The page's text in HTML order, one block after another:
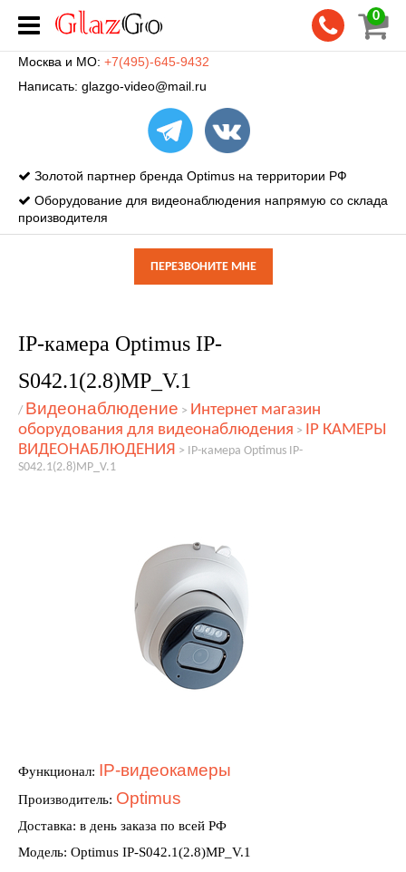
0
Москва и МО: +7(495)-645-9432
Написать: glazgo-video@mail.ru
Золотой партнер бренда Optimus на территории РФ
Оборудование для видеонаблюдения напрямую со склада
производителя
ПЕРЕЗВОНИТЕ МНЕ
IP-камера Optimus IP-
S042.1(2.8)MP_V.1
/ Видеонаблюдение > Интернет магазин
оборудования для видеонаблюдения > IP КАМЕРЫ
ВИДЕОНАБЛЮДЕНИЯ > IP-камера Optimus IP-
S042.1(2.8)MP_V.1
Функционал: IP-видеокамеры
Производитель: Optimus
Доставка: в день заказа по всей РФ
Модель: Optimus IP-S042.1(2.8)MP_V.1